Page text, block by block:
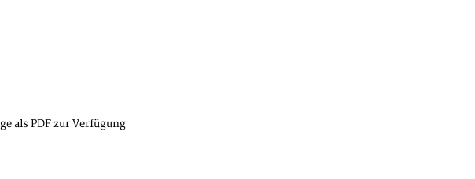
als PDF zur Verfügung